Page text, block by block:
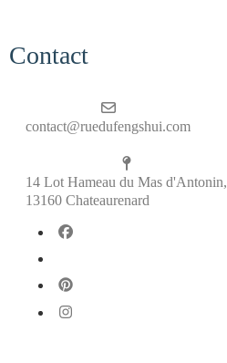
Contact
contact@ruedufengshui.com
14 Lot Hameau du Mas d'Antonin,
13160 Chateaurenard